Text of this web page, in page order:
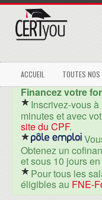
ACCUEIL TOUTES
Financez votre
Inscrivez-vous
minutes et avec
site du CPF.
Obtenez un
et sous 10 jours
Pour tous les
éligibles au FNE-